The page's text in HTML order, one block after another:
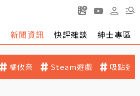
新聞資訊 快評雜談 紳士專區
橘攸奈 Steam遊戲 吸點迷